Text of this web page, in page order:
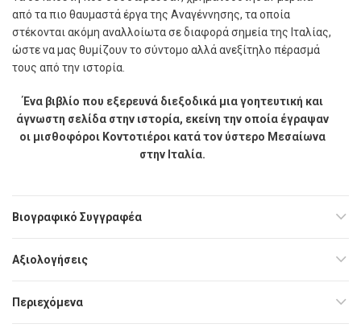
από τα πιο θαυμαστά έργα της Αναγέννησης, τα οποία
στέκονται ακόμη αναλλοίωτα σε διαφορά σημεία της Ιταλίας,
ώστε να μας θυμίζουν το σύντομο αλλά ανεξίτηλο πέρασμά
τους από την ιστορία.
Ένα βιβλίο που εξερευνά διεξοδικά μια γοητευτική και
άγνωστη σελίδα στην ιστορία, εκείνη την οποία έγραψαν
οι μισθοφόροι Κοντοτιέροι κατά τον ύστερο Μεσαίωνα
στην Ιταλία.
Βιογραφικό Συγγραφέα
Αξιολογήσεις
Περιεχόμενα